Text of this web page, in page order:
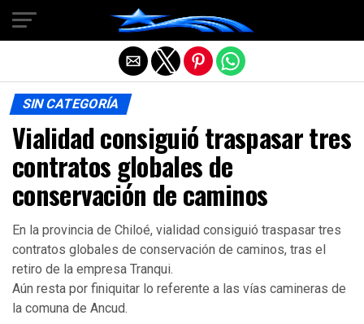
SIN CATEGORÍA
Vialidad consiguió traspasar tres
contratos globales de
conservación de caminos
En la provincia de Chiloé, vialidad consiguió traspasar tres
contratos globales de conservación de caminos, tras el
retiro de la empresa Tranqui.
Aún resta por finiquitar lo referente a las vías camineras de
la comuna de Ancud.
Salir de la versión móvil